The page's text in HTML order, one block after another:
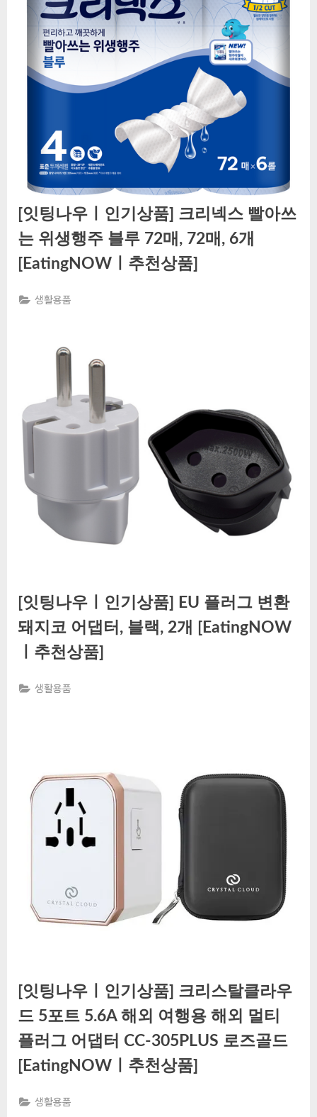
[잇팅나우ㅣ인기상품] 크리넥스 빨아쓰
는 위생행주 블루 72매, 72매, 6개
[EatingNOWㅣ추천상품]
생활용품
[잇팅나우ㅣ인기상품] EU 플러그 변환
돼지코 어댑터, 블랙, 2개 [EatingNOW
ㅣ추천상품]
생활용품
[잇팅나우ㅣ인기상품] 크리스탈클라우
드 5포트 5.6A 해외 여행용 해외 멀티
플러그 어댑터 CC-305PLUS 로즈골드
[EatingNOWㅣ추천상품]
생활용품